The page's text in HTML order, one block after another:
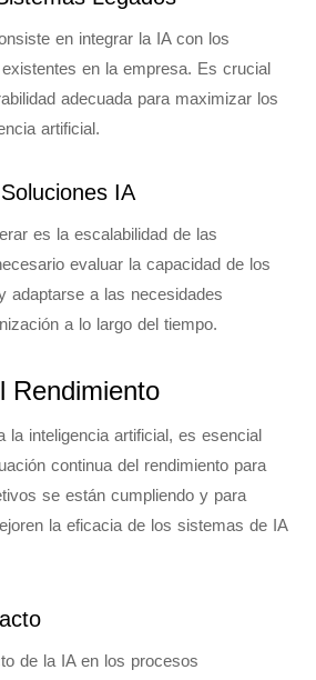
en integrar la IA con los
en la empresa. Es crucial
adecuada para maximizar los
artificial.
IA
es la escalabilidad de las
evaluar la capacidad de los
adaptarse a las necesidades
a lo largo del tiempo.
Rendimiento
la inteligencia artificial, es esencial
continua del rendimiento para
se están cumpliendo y para
la eficacia de los sistemas de IA
de la IA en los procesos